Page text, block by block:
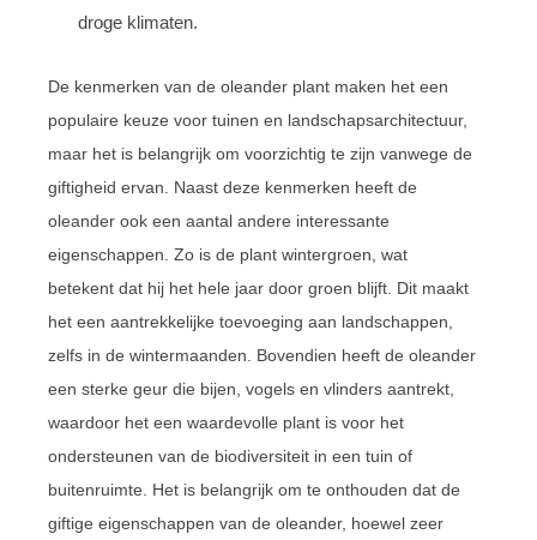
droge klimaten.
De kenmerken van de oleander plant maken het een
populaire keuze voor tuinen en landschapsarchitectuur,
maar het is belangrijk om voorzichtig te zijn vanwege de
giftigheid ervan. Naast deze kenmerken heeft de
oleander ook een aantal andere interessante
eigenschappen. Zo is de plant wintergroen, wat
betekent dat hij het hele jaar door groen blijft. Dit maakt
het een aantrekkelijke toevoeging aan landschappen,
zelfs in de wintermaanden. Bovendien heeft de oleander
een sterke geur die bijen, vogels en vlinders aantrekt,
waardoor het een waardevolle plant is voor het
ondersteunen van de biodiversiteit in een tuin of
buitenruimte. Het is belangrijk om te onthouden dat de
giftige eigenschappen van de oleander, hoewel zeer